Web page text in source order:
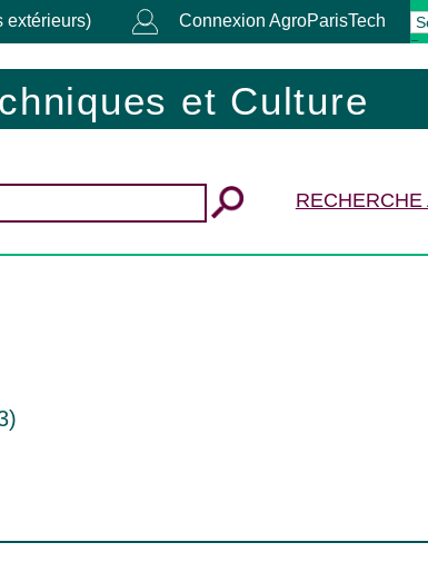
extérieurs) Connexion AgroParisTech
et Culture
RECHERCHE
)